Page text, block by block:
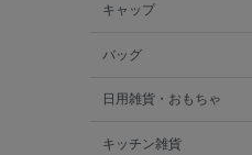
キャップ
バッグ
日用雑貨・おもちゃ
キッチン雑貨